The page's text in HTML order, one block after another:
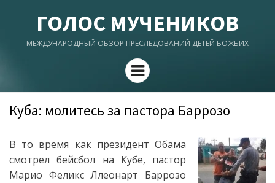
ГОЛОС МУЧЕНИКОВ
МЕЖДУНАРОДНЫЙ ОБЗОР ПРЕСЛЕДОВАНИЙ ДЕТЕЙ БОЖЬИХ
Menu
Куба: молитесь за пастора Баррозо
В то время как президент Обама
смотрел бейсбол на Кубе, пастор
Марио Феликс Ллеонарт Баррозо